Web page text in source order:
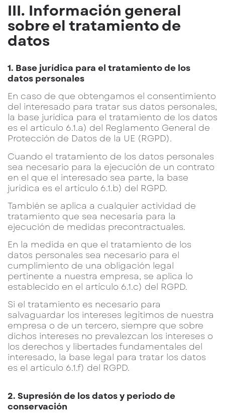
III. Información general
sobre el tratamiento de
datos
1. Base jurídica para el tratamiento de los
datos personales
En caso de que obtengamos el consentimiento
del interesado para tratar sus datos personales,
la base jurídica para el tratamiento de los datos
es el artículo 6.1.a) del Reglamento General de
Protección de Datos de la UE (RGPD).
Cuando el tratamiento de los datos personales
sea necesario para la ejecución de un contrato
en el que el interesado sea parte, la base
jurídica es el artículo 6.1.b) del RGPD.
También se aplica a cualquier actividad de
tratamiento que sea necesaria para la
ejecución de medidas precontractuales.
En la medida en que el tratamiento de los
datos personales sea necesario para el
cumplimiento de una obligación legal
pertinente a nuestra empresa, se aplica lo
establecido en el artículo 6.1.c) del RGPD.
Si el tratamiento es necesario para
salvaguardar los intereses legítimos de nuestra
empresa o de un tercero, siempre que sobre
dichos intereses no prevalezcan los intereses o
los derechos y libertades fundamentales del
interesado, la base legal para tratar los datos
es el artículo 6.1.f) del RGPD.
2. Supresión de los datos y periodo de
conservación